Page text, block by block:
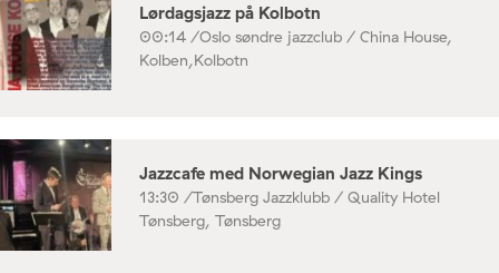
Lørdagsjazz på Kolbotn
00:14 /Oslo søndre jazzclub / China House,
Kolben,Kolbotn
Jazzcafe med Norwegian Jazz Kings
13:30 /Tønsberg Jazzklubb / Quality Hotel
Tønsberg, Tønsberg